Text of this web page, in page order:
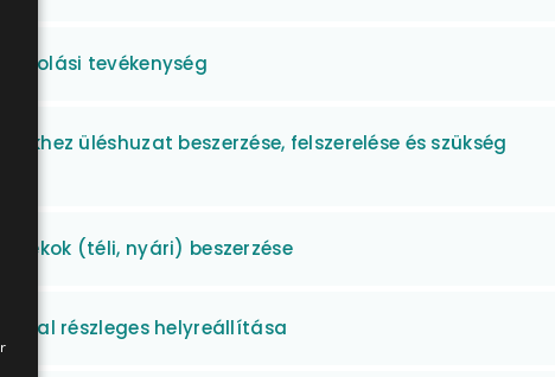
tevékenység
üléshuzat beszerzése, felszerelése és szükség
(téli, nyári) beszerzése
részleges helyreállítása